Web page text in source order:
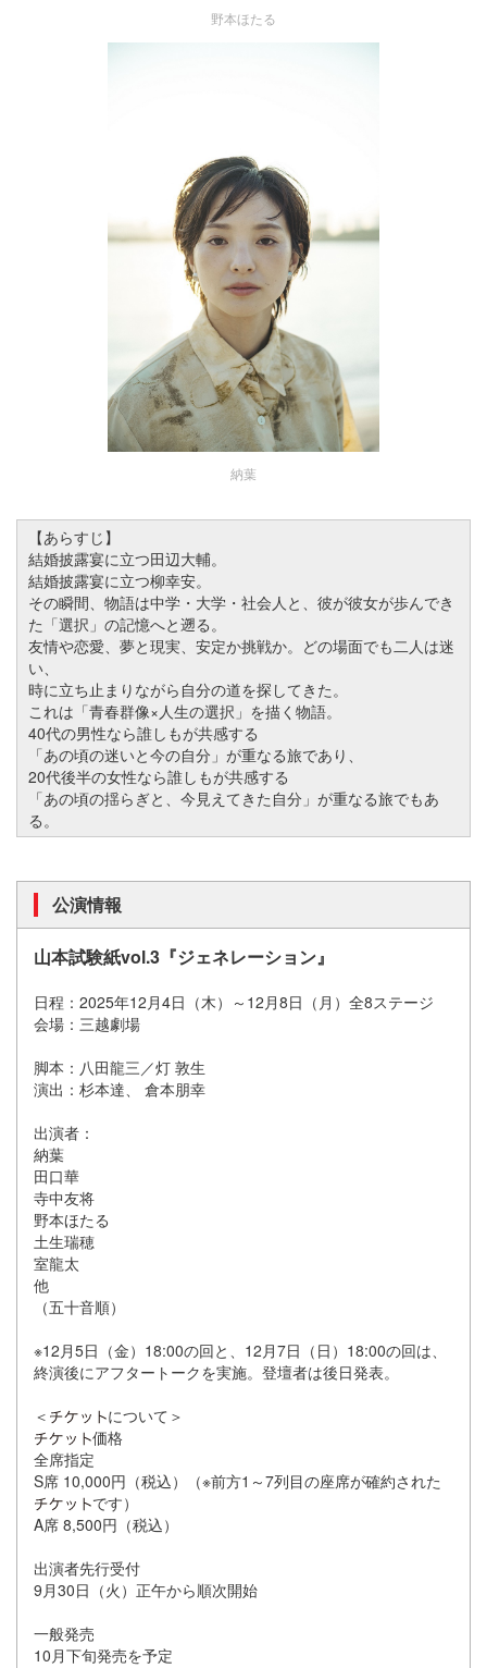
野本ほたる
納葉
【あらすじ】
結婚披露宴に立つ田辺大輔。
結婚披露宴に立つ柳幸安。
その瞬間、物語は中学・大学・社会人と、彼が彼女が歩んでき
た「選択」の記憶へと遡る。
友情や恋愛、夢と現実、安定か挑戦か。どの場面でも二人は迷
い、
時に立ち止まりながら自分の道を探してきた。
これは「青春群像×人生の選択」を描く物語。
40代の男性なら誰しもが共感する
「あの頃の迷いと今の自分」が重なる旅であり、
20代後半の女性なら誰しもが共感する
「あの頃の揺らぎと、今見えてきた自分」が重なる旅でもあ
る。
公演情報
山本試験紙vol.3『ジェネレーション』
日程：2025年12月4日（木）～12月8日（月）全8ステージ
会場：三越劇場
脚本：八田龍三／灯 敦生
演出：杉本達、 倉本朋幸
出演者：
納葉
田口華
寺中友将
野本ほたる
土生瑞穂
室龍太
他
（五十音順）
※12月5日（金）18:00の回と、12月7日（日）18:00の回は、
終演後にアフタートークを実施。登壇者は後日発表。
＜
について＞
価格
全席指定
S席 10,000円（税込）（※前方1～7列目の座席が確約された
です）
A席 8,500円（税込）
出演者先行受付
9月30日（火）正午から順次開始
一般発売
10月下旬発売を予定